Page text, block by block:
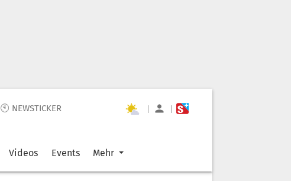
🕙 NEWSTICKER | |
Videos Events Mehr